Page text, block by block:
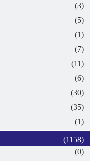
(3)
(5)
(1)
(7)
(11)
(6)
(30)
(35)
(1)
(1158)
(0)